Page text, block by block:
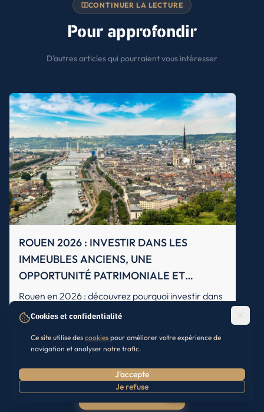
Prendre RDV
CONTINUER LA LECTURE
Pour approfondir
D'autres articles qui pourraient vous intéresser
ROUEN 2026 : INVESTIR DANS LES
IMMEUBLES ANCIENS, UNE
OPPORTUNITÉ PATRIMONIALE ET
RENTABLE ?
Rouen en 2026 : découvrez pourquoi investir dans
les immeubles anciens offre rendement et
patrimoine. Prix, rentabilité, quartiers et
stratégies dans l’ancien.
7/9/2026
Tous nos articles
Cookies et confidentialité
Ce site utilise des cookies pour améliorer votre expérience de
navigation et analyser notre trafic.
J'accepte
Je refuse